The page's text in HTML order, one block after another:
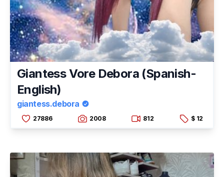
Giantess Vore Debora (Spanish-
English)
giantess.debora
27886 2008 812 $ 12